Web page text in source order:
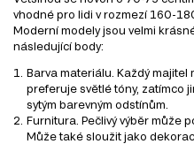
vhodné pro lidi v rozmezí 160-
Moderní modely jsou velmi
následující body:
Barva materiálu. Každý majitel
preferuje světlé tóny, zatímco
sytým barevným odstínům.
Furnitura. Pečlivý výběr může
Může také sloužit jako